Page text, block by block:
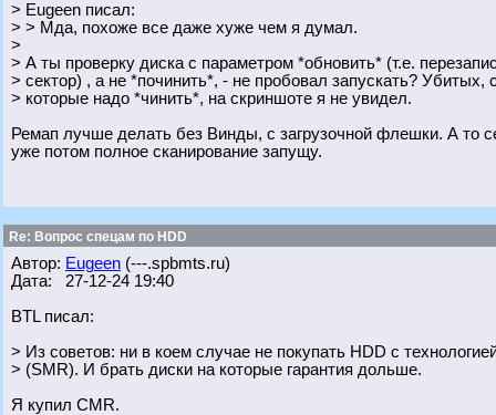
> Eugeen писал:
> > Мда, похоже все даже хуже чем я думал.
>
> А ты проверку диска с параметром *обновить* (т.е.
> сектор) , а не *починить*, - не пробовал запускать? Убитых,
> которые надо *чинить*, на скриншоте я не увидел.
Ремап лучше делать без Винды, с загрузочной флешки. А то
уже потом полное сканирование запущу.
Re: Вопрос спецам по HDD
Автор: Eugeen (---.spbmts.ru)
Дата: 27-12-24 19:40
BTL писал:
> Из советов: ни в коем случае не покупать HDD с
> (SMR). И брать диски на которые гарантия дольше.
Я купил CMR.